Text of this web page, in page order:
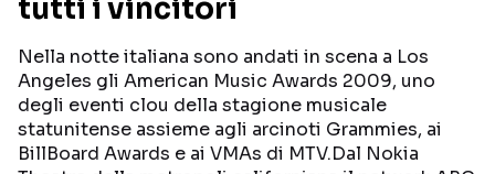
INTERVISTE
GOSSIP E CURIOSITÀ
TALENT SHOW
tutti i vincitori
Nella notte italiana sono andati in scena a Los
Angeles gli American Music Awards 2009, uno
degli eventi clou della stagione musicale
statunitense assieme agli arcinoti Grammies, ai
BillBoard Awards e ai VMAs di MTV.Dal Nokia